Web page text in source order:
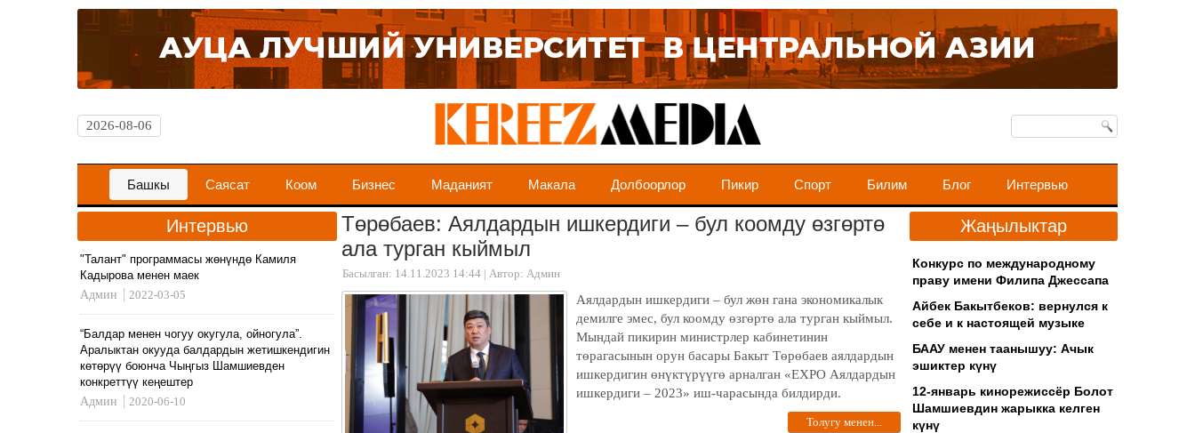
2026-08-06
Башкы Саясат Коом Бизнес Маданият Макала Долбоорлор Пикир Спорт Билим Блог Интервью
Интервью
"Талант" программасы жөнүндө Камиля
Кадырова менен маек
Админ
2022-03-05
“Балдар менен чогуу окугула, ойногула”.
Аралыктан окууда балдардын жетишкендигин
көтөрүү боюнча Чыңгыз Шамшиевден
конкреттүү кеңештер
Админ
2020-06-10
Төрөбаев: Аялдардын ишкердиги – бул коомду өзгөртө
ала турган кыймыл
Басылган: 14.11.2023 14:44 | Автор: Админ
Аялдардын ишкердиги – бул жөн гана экономикалык
демилге эмес, бул коомду өзгөртө ала турган кыймыл.
Мындай пикирин министрлер кабинетинин
төрагасынын орун басары Бакыт Төрөбаев аялдардын
ишкердигин өнүктүрүүгө арналган «EXPO Аялдардын
ишкердиги – 2023» иш-чарасында билдирди.
Толугу менен...
Жаңылыктар
Конкурс по международному
праву имени Филипа Джессапа
Айбек Бакытбеков: вернулся к
себе и к настоящей музыке
БААУ менен таанышуу: Ачык
эшиктер күнү
12-январь кинорежиссёр Болот
Шамшиевдин жарыкка келген
күнү